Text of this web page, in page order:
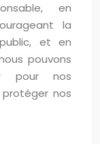
en
la
et en
pouvons
pour nos
nos